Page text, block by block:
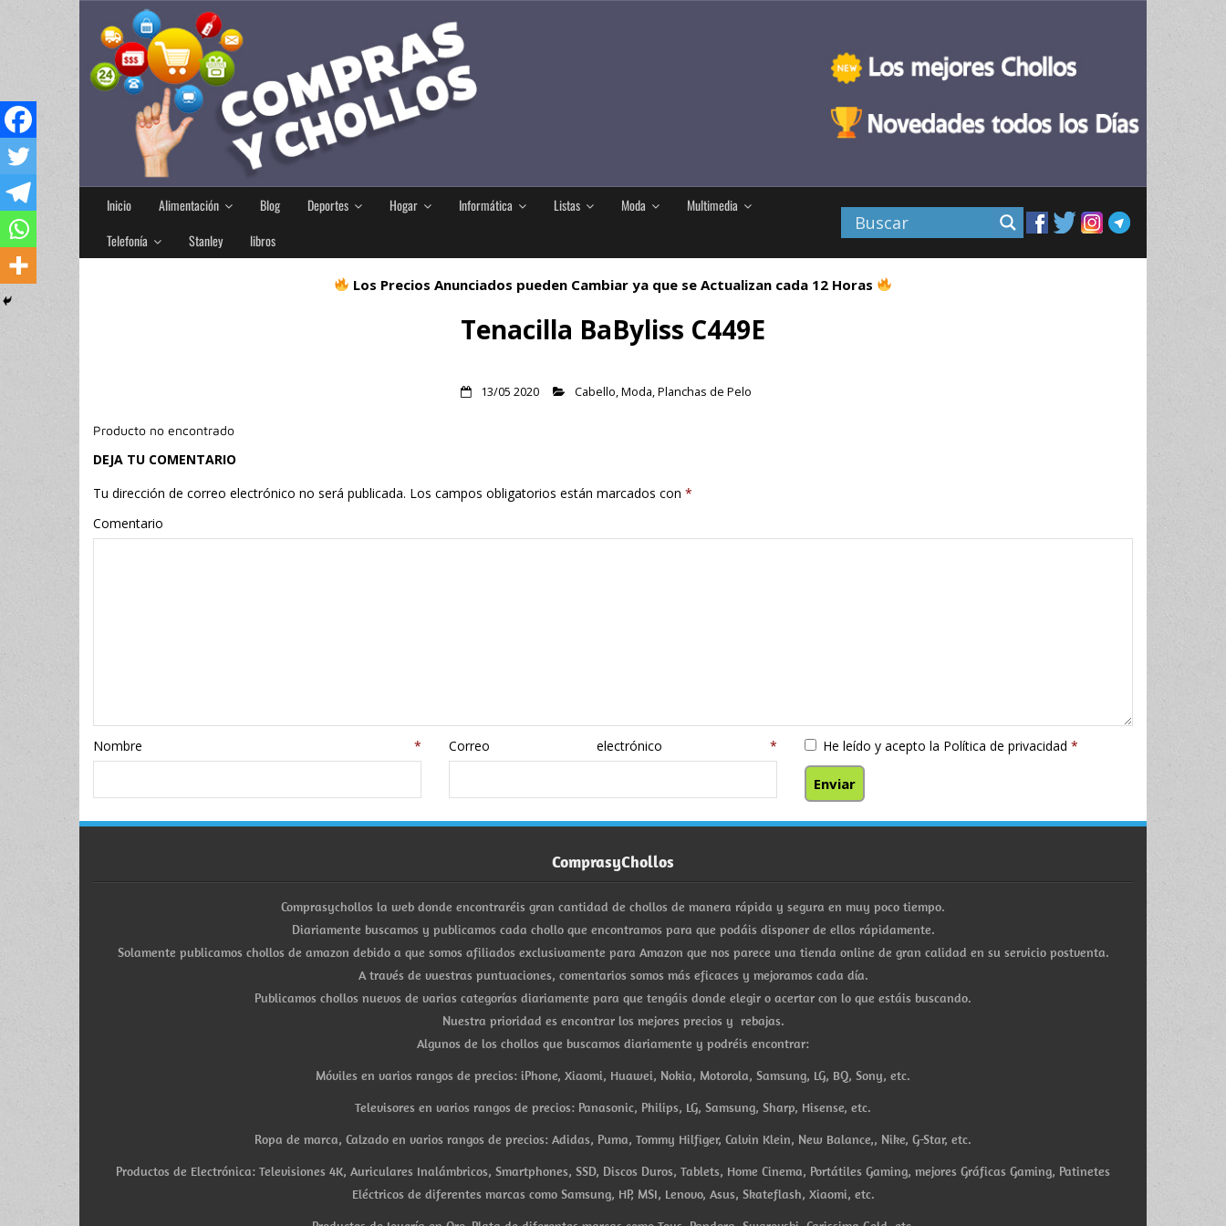
Inicio Alimentación Blog Deportes Hogar Informática Listas Moda
Multimedia
Telefonía
Stanley libros
Los Precios Anunciados pueden Cambiar ya que se Actualizan cada 12 Horas
Tenacilla BaByliss C449E
13/05 2020 Cabello,Moda,Planchas de Pelo
Producto no encontrado
DEJA TU COMENTARIO
Tu dirección de correo electrónico no será publicada. Los campos obligatorios están marcados con *
Comentario
Nombre* Correo electrónico* He leído y acepto la Política de privacidad *
ComprasyChollos
Comprasychollos la web donde encontraréis gran cantidad de chollos de manera rápida y segura en muy poco tiempo.
Diariamente buscamos y publicamos cada chollo que encontramos para que podáis disponer de ellos rápidamente.
Solamente publicamos chollos de amazon debido a que somos afiliados exclusivamente para Amazon que nos parece una tienda online de gran calidad en su servicio postventa.
A través de vuestras puntuaciones, comentarios somos más eficaces y mejoramos cada día.
Publicamos chollos nuevos de varias categorías diariamente para que tengáis donde elegir o acertar con lo que estáis buscando.
Nuestra prioridad es encontrar los mejores precios y rebajas.
Algunos de los chollos que buscamos diariamente y podréis encontrar:
Móviles en varios rangos de precios: iPhone, Xiaomi, Huawei, Nokia, Motorola, Samsung, LG, BQ, Sony, etc.
Televisores en varios rangos de precios: Panasonic, Philips, LG, Samsung, Sharp, Hisense, etc.
Ropa de marca, Calzado en varios rangos de precios: Adidas, Puma, Tommy Hilfiger, Calvin Klein, New Balance,, Nike, G-Star, etc.
Productos de Electrónica: Televisiones 4K, Auriculares Inalámbricos, Smartphones, SSD, Discos Duros, Tablets, Home Cinema, Portátiles Gaming, mejores Gráficas Gaming, Patinetes
Eléctricos de diferentes marcas como Samsung, HP, MSI, Lenovo, Asus, Skateflash, Xiaomi, etc.